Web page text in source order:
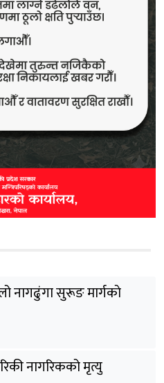
नागढुंगा सुरूङ मार्गकाे
नागरिकको मृत्यु